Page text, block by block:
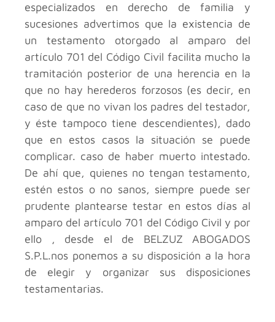
especializados en derecho de familia y
sucesiones advertimos que la existencia de
un testamento otorgado al amparo del
artículo 701 del Código Civil facilita mucho la
tramitación posterior de una herencia en la
que no hay herederos forzosos (es decir, en
caso de que no vivan los padres del testador,
y éste tampoco tiene descendientes), dado
que en estos casos la situación se puede
complicar. caso de haber muerto intestado.
De ahí que, quienes no tengan testamento,
estén estos o no sanos, siempre puede ser
prudente plantearse testar en estos días al
amparo del artículo 701 del Código Civil y por
ello , desde el de BELZUZ ABOGADOS
S.P.L.nos ponemos a su disposición a la hora
de elegir y organizar sus disposiciones
testamentarias.